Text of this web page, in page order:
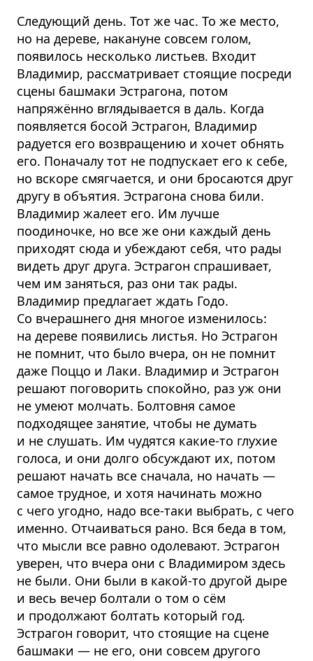
Следующий день. Тот же час. То же место,
но на дереве, накануне совсем голом,
появилось несколько листьев. Входит
Владимир, рассматривает стоящие посреди
сцены башмаки Эстрагона, потом
напряжённо вглядывается в даль. Когда
появляется босой Эстрагон, Владимир
радуется его возвращению и хочет обнять
его. Поначалу тот не подпускает его к себе,
но вскоре смягчается, и они бросаются друг
другу в объятия. Эстрагона снова били.
Владимир жалеет его. Им лучше
поодиночке, но все же они каждый день
приходят сюда и убеждают себя, что рады
видеть друг друга. Эстрагон спрашивает,
чем им заняться, раз они так рады.
Владимир предлагает ждать Годо.
Со вчерашнего дня многое изменилось:
на дереве появились листья. Но Эстрагон
не помнит, что было вчера, он не помнит
даже Поццо и Лаки. Владимир и Эстрагон
решают поговорить спокойно, раз уж они
не умеют молчать. Болтовня самое
подходящее занятие, чтобы не думать
и не слушать. Им чудятся какие-то глухие
голоса, и они долго обсуждают их, потом
решают начать все сначала, но начать —
самое трудное, и хотя начинать можно
с чего угодно, надо все-таки выбрать, с чего
именно. Отчаиваться рано. Вся беда в том,
что мысли все равно одолевают. Эстрагон
уверен, что вчера они с Владимиром здесь
не были. Они были в какой-то другой дыре
и весь вечер болтали о том о сём
и продолжают болтать который год.
Эстрагон говорит, что стоящие на сцене
башмаки — не его, они совсем другого